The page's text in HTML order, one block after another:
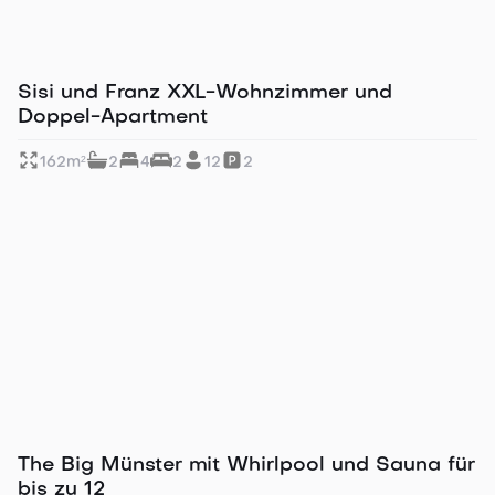
Zwei Apartments im Verbund
Sisi und Franz XXL-Wohnzimmer und
Doppel-Apartment
162m² 2 4 2 12 2
700 m zum Ulmer Münster
The Big Münster mit Whirlpool und Sauna für
bis zu 12